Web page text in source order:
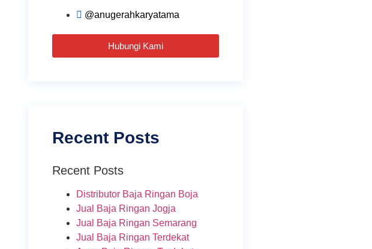
@anugerahkaryatama
Hubungi Kami
Recent Posts
Recent Posts
Distributor Baja Ringan Boja
Jual Baja Ringan Jogja
Jual Baja Ringan Semarang
Jual Baja Ringan Terdekat